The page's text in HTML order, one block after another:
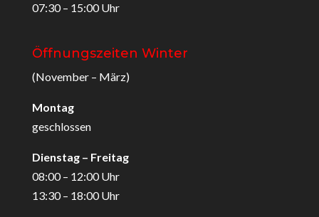
07:30 – 15:00 Uhr
Öffnungszeiten Winter
(November – März)
Montag
geschlossen
Dienstag – Freitag
08:00 – 12:00 Uhr
13:30 – 18:00 Uhr